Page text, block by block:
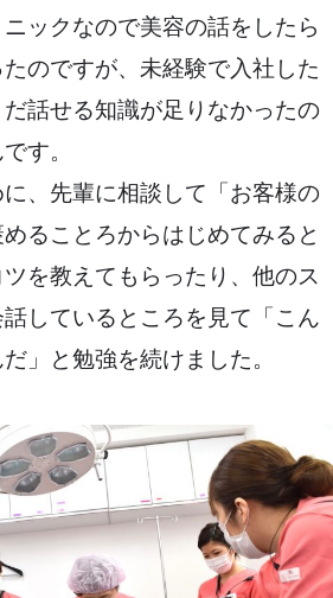
ックなので美容の話をしたら
のですが、未経験で入社した
話せる知識が足りなかったの
す。
、先輩に相談して「お客様の
ることろからはじめてみると
を教えてもらったり、他のス
しているところを見て「こん
」と勉強を続けました。